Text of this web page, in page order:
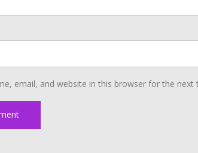
email, and website in this browser for the next